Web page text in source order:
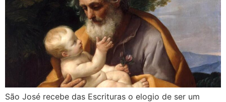
São José recebe das Escrituras o elogio de ser um